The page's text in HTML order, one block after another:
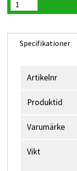
Specifikationer
Artikelnr
Produktid
Varumärke
Vikt